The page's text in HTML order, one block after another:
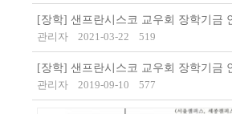
[장학] 샌프란시스코 교우회 장학기금
관리자
2021-03-22 519
[장학] 샌프란시스코 교우회 장학기금
관리자
2019-09-10 577